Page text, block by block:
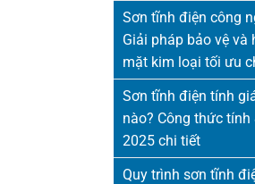
Sơn tĩnh điện công
Giải pháp bảo vệ và
mặt kim loại tối ưu
Sơn tĩnh điện tính
nào? Công thức tính
2025 chi tiết
Quy trình sơn tĩnh